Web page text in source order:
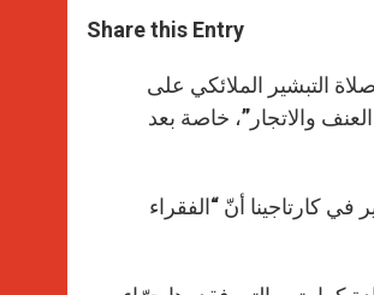
t
s
s
e
g
e
r
e
b
o
k
r
Share this Entry
التبشير الملائكي على
والاتجار”، خاصة بعد
في كارتاجينا أنّ “الفقراء